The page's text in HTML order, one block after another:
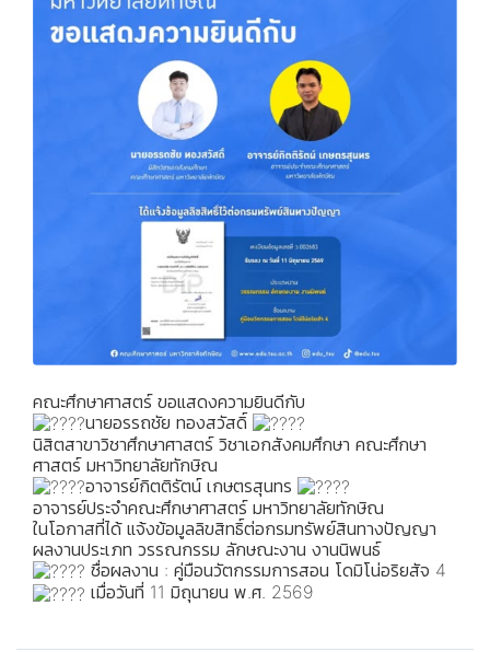
คณะศึกษาศาสตร์ ขอแสดงความยินดีกับ
นายอรรถชัย ทองสวัสดิ์
นิสิตสาขาวิชาศึกษาศาสตร์ วิชาเอกสังคมศึกษา คณะศึกษา
ศาสตร์ มหาวิทยาลัยทักษิณ
อาจารย์กิตติรัตน์ เกษตรสุนทร
อาจารย์ประจำคณะศึกษาศาสตร์ มหาวิทยาลัยทักษิณ
ในโอกาสที่ได้ แจ้งข้อมูลลิขสิทธิ์ต่อกรมทรัพย์สินทางปัญญา
ผลงานประเภท วรรณกรรม ลักษณะงาน งานนิพนธ์
ชื่อผลงาน : คู่มือนวัตกรรมการสอน โดมิโน่อริยสัจ 4
เมื่อวันที่ 11 มิถุนายน พ.ศ. 2569